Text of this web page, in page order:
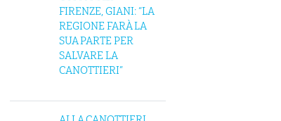
FIRENZE, GIANI: “LA
REGIONE FARÀ LA
SUA PARTE PER
SALVARE LA
CANOTTIERI”